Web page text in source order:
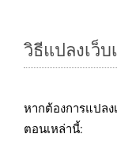
วิธีแปลงเว็
หากต้องการแปล
ตอนเหล่านี้: